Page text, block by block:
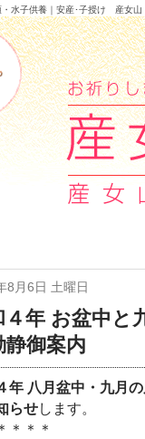
水子供養｜安産･子授け 産女
8月6日 土曜日
４年 お盆中
静御案内
年 八月盆中・九月
らせします。
＊＊＊